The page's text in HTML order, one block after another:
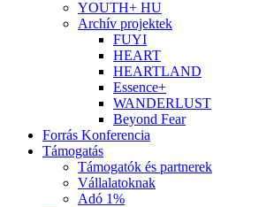
YOUTH+ HU
Archív projektek
FUYI
HEART
HEARTLAND
Essence+
WANDERLUST
Beyond Fear
Forrás Konferencia
Támogatás
Támogatók és partnerek
Vállalatoknak
Adó 1%